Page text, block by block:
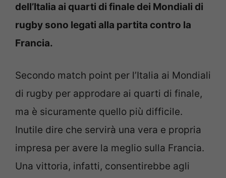
dell’Italia ai quarti di finale dei Mondiali di
rugby sono legati alla partita contro la
Francia.
Secondo match point per l’Italia ai Mondiali
di rugby per approdare ai quarti di finale,
ma è sicuramente quello più difficile.
Inutile dire che servirà una vera e propria
impresa per avere la meglio sulla Francia.
Una vittoria, infatti, consentirebbe agli